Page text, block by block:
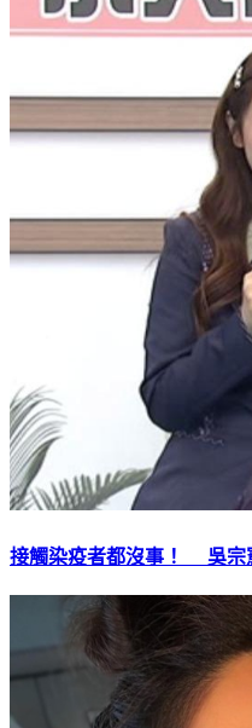
接觸染疫者都沒事！ 吳宗